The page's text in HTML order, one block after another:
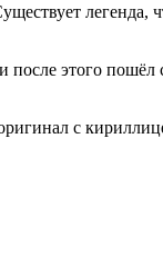
легенда,
этого пошёл
с